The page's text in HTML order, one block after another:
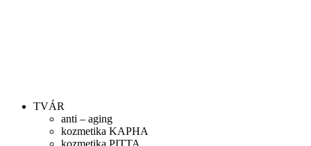
TVÁR
anti – aging
kozmetika KAPHA
kozmetika PITTA